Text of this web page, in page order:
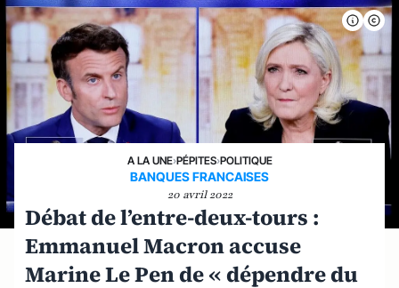
A LA UNE›PÉPITES›POLITIQUE
BANQUES FRANCAISES
20 avril 2022
Débat de l’entre-deux-tours :
Emmanuel Macron accuse
Marine Le Pen de « dépendre du